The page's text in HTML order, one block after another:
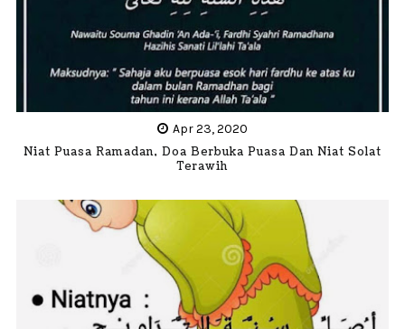
Apr 23, 2020
Niat Puasa Ramadan, Doa Berbuka Puasa Dan Niat Solat
Terawih